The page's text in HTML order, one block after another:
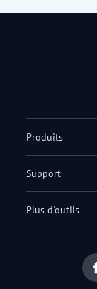
Produits
Support
Plus d'outils